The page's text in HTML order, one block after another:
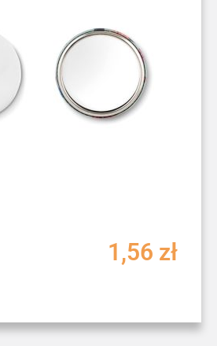
1,56 zł